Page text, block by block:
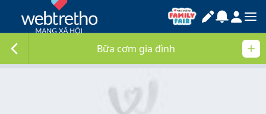
Bữa cơm gia đình